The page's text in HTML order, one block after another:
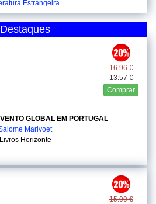
Estrangeira
Destaques
16.96 €
13.57 €
Comprar
GLOBAL EM PORTUGAL
Marivoet
Livros Horizonte
15.00 €